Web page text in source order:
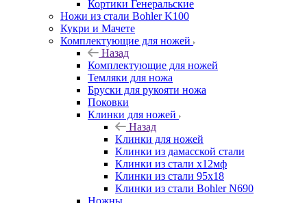
Кортики Генеральские
Ножи из стали Bohler K100
Кукри и Мачете
Комплектующие для ножей
Назад
Комплектующие для ножей
Темляки для ножа
Бруски для рукояти ножа
Поковки
Клинки для ножей
Назад
Клинки для ножей
Клинки из дамасской стали
Клинки из стали х12мф
Клинки из стали 95х18
Клинки из стали Bohler N690
Ножны